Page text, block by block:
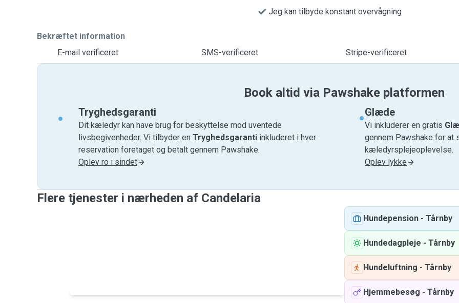
Jeg kan tilbyde konstant overvågning
Bekræftet information
E-mail verificeret
SMS-verificeret Stripe-verificeret
Book altid via Pawshake platformen
Tryghedsgaranti
Dit kæledyr kan have brug for beskyttelse mod uventede
livsbegivenheder. Vi tilbyder en Tryghedsgaranti inkluderet i hver
reservation foretaget og betalt gennem Pawshake.
Oplev ro i sindet
Glæde
Vi inkluderer en gratis
gennem Pawshake for at
kæledyrsplejeoplevelse.
Oplev lykke
Flere tjenester i nærheden af ​​Candelaria
Hundepension - Tårnby
Hundedagpleje - Tårnby
Hundeluftning - Tårnby
Hjemmebesøg - Tårnby